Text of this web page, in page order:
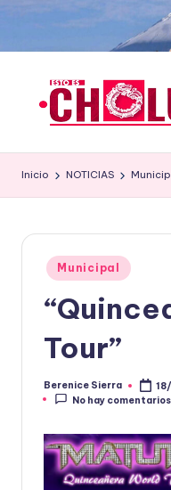
contenido
Inicio NOTICIAS
Publicado
en
Municipal
Tour”
Publicado
por
Berenice Sierra
No hay comentarios